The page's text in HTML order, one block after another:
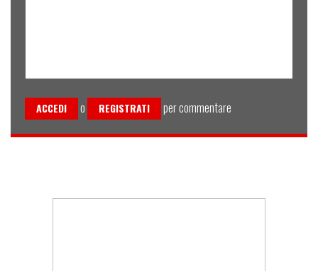
ACCEDI o REGISTRATI per commentare